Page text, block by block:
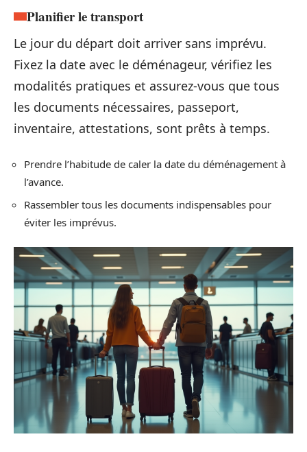
Planifier le transport
Le jour du départ doit arriver sans imprévu.
Fixez la date avec le déménageur, vérifiez les
modalités pratiques et assurez-vous que tous
les documents nécessaires, passeport,
inventaire, attestations, sont prêts à temps.
Prendre l’habitude de caler la date du déménagement à
l’avance.
Rassembler tous les documents indispensables pour
éviter les imprévus.